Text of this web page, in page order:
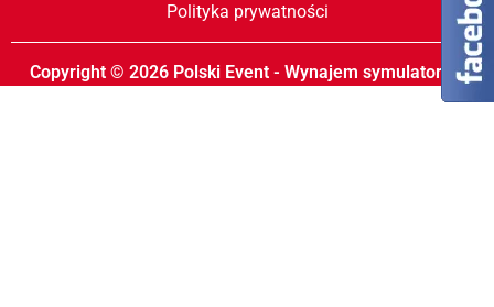
Polityka prywatności
Copyright © 2026 Polski Event - Wynajem symulatorów